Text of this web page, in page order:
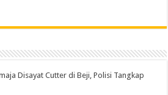
Disayat Cutter di Beji, Polisi Tangkap